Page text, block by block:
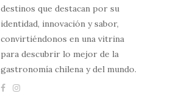
destinos que destacan por su
identidad, innovación y sabor,
convirtiéndonos en una vitrina
para descubrir lo mejor de la
gastronomía chilena y del mundo.